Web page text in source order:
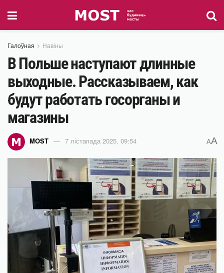
Галоўная Навіны
В Польше наступают длинные
выходные. Рассказываем, как
будут работать госорганы и
магазины
MOST 7 лістапада 2025, 09:54 AA